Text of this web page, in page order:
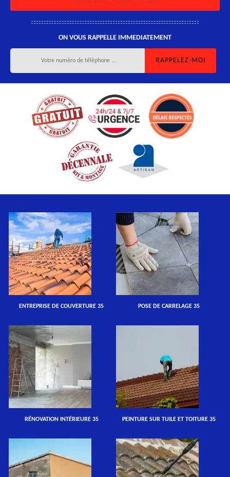
ON VOUS RAPPELLE IMMEDIATEMENT
ENTREPRISE DE COUVERTURE 35 POSE DE CARRELAGE 35
RÉNOVATION INTÉRIEURE 35 PEINTURE SUR TUILE ET TOITURE 35